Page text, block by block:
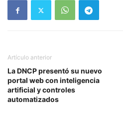
Artículo anterior
La DNCP presentó su nuevo
portal web con inteligencia
artificial y controles
automatizados